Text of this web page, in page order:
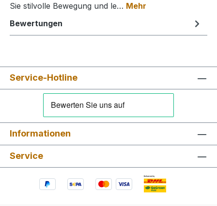
Sie stilvolle Bewegung und le… Mehr
Bewertungen
Service-Hotline
Informationen
Service